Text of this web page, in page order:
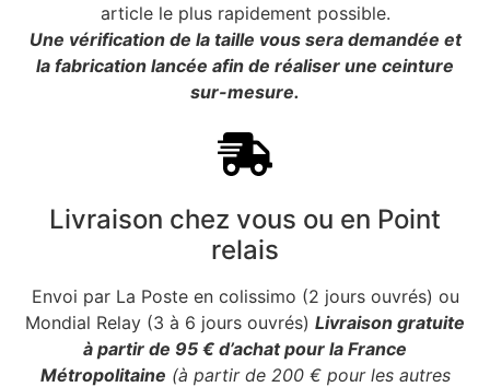
article le plus rapidement possible.
Une vérification de la taille vous sera demandée et
la fabrication lancée afin de réaliser une ceinture
sur-mesure.
Livraison chez vous ou en Point
relais
Envoi par La Poste en colissimo (2 jours ouvrés) ou
Mondial Relay (3 à 6 jours ouvrés) Livraison gratuite
à partir de 95 € d’achat pour la France
Métropolitaine (à partir de 200 € pour les autres